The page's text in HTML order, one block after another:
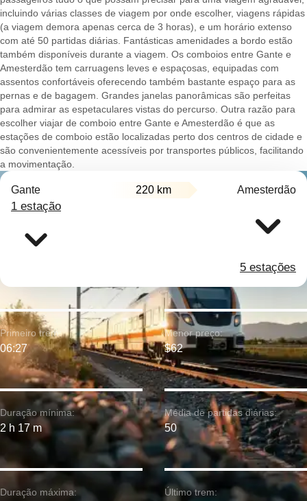
incluindo várias classes de viagem por onde escolher, viagens rápidas
(a viagem demora apenas cerca de 3 horas), e um horário extenso
com até 50 partidas diárias. Fantásticas amenidades a bordo estão
também disponíveis durante a viagem. Os comboios entre Gante e
Amesterdão tem carruagens leves e espaçosas, equipadas com
assentos confortáveis oferecendo também bastante espaço para as
pernas e de bagagem. Grandes janelas panorâmicas são perfeitas
para admirar as espetaculares vistas do percurso. Outra razão para
escolher viajar de comboio entre Gante e Amesterdão é que as
estações de comboio estão localizadas perto dos centros de cidade e
são convenientemente acessíveis por transportes públicos, facilitando
a movimentação.
Gante 220 km Amesterdão
1 estação
5 estações
Duração mínima:
2 h 17 m
Primeiro trem:
06:27
Duração máxima:
Menor preço:
$62
Média de partidas diárias:
50
Último trem: